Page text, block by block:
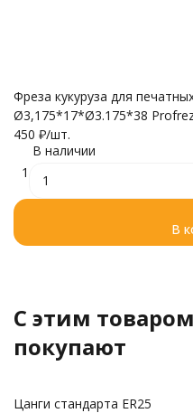
Фреза кукуруза для
Ø3,175*17*Ø3.175*38
450 ₽/шт.
В наличии
1
В
C этим
покупают
Цанги стандарта ER25